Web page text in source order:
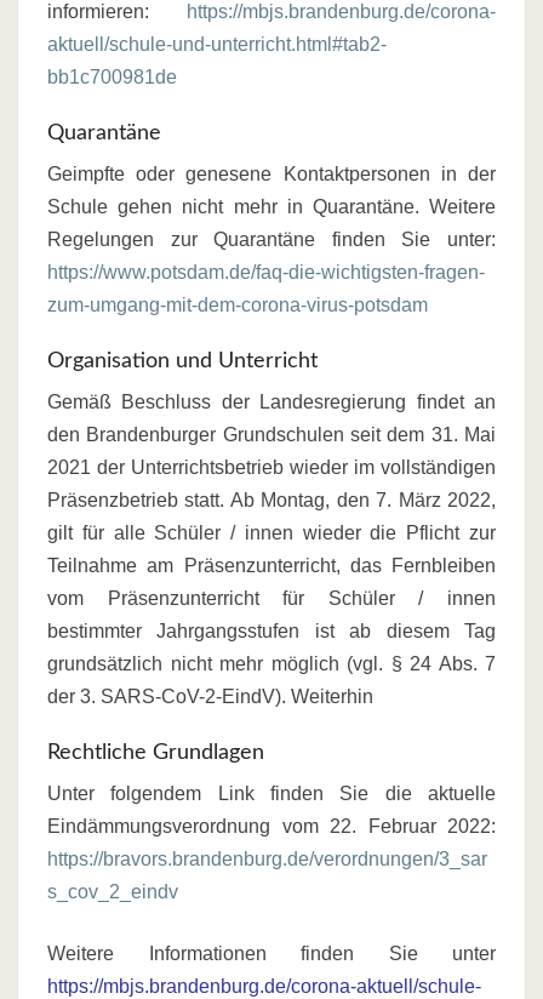
informieren:
https://mbjs.brandenburg.de/corona-
aktuell/schule-und-unterricht.html#tab2-
bb1c700981de
Quarantäne
Geimpfte oder genesene Kontaktpersonen in der
Schule gehen nicht mehr in Quarantäne. Weitere
Regelungen zur Quarantäne finden Sie unter:
https://www.potsdam.de/faq-die-wichtigsten-fragen-
zum-umgang-mit-dem-corona-virus-potsdam
Organisation und Unterricht
Gemäß Beschluss der Landesregierung findet an
den Brandenburger Grundschulen seit dem 31. Mai
2021 der Unterrichtsbetrieb wieder im vollständigen
Präsenzbetrieb statt. Ab Montag, den 7. März 2022,
gilt für alle Schüler / innen wieder die Pflicht zur
Teilnahme am Präsenzunterricht, das Fernbleiben
vom Präsenzunterricht für Schüler / innen
bestimmter Jahrgangsstufen ist ab diesem Tag
grundsätzlich nicht mehr möglich (vgl. § 24 Abs. 7
der 3. SARS-CoV-2-EindV). Weiterhin
Rechtliche Grundlagen
Unter folgendem Link finden Sie die aktuelle
Eindämmungsverordnung vom 22. Februar 2022:
https://bravors.brandenburg.de/verordnungen/3_sar
s_cov_2_eindv
Weitere Informationen finden Sie unter
https://mbjs.brandenburg.de/corona-aktuell/schule-